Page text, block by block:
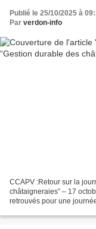
Publié le 25/10/2025 à
Par verdon-info
CCAPV :Retour sur la
châtaigneraies” – 17
retrouvés pour une